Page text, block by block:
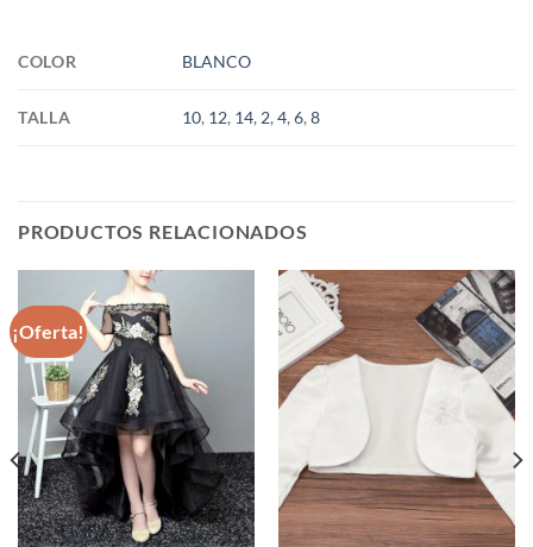
COLOR BLANCO
TALLA 10, 12, 14, 2,4,6,8
PRODUCTOS RELACIONADOS
¡Oferta!